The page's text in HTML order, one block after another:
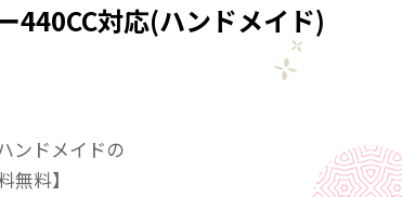
440CC対応(ハンドメイド)
ンドメイドの
無料】